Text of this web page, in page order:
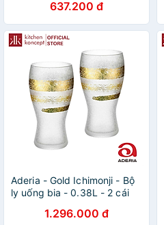
637.200 đ
Aderia - Gold Ichimonji - Bộ
ly uống bia - 0.38L - 2 cái
1.296.000 đ